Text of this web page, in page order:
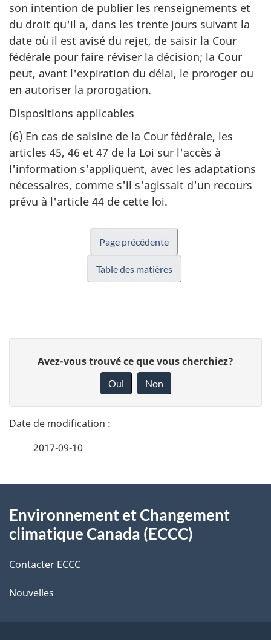
son intention de publier les renseignements et
du droit qu'il a, dans les trente jours suivant la
date où il est avisé du rejet, de saisir la Cour
fédérale pour faire réviser la décision; la Cour
peut, avant l'expiration du délai, le proroger ou
en autoriser la prorogation.
Dispositions applicables
(6) En cas de saisine de la Cour fédérale, les
articles 45, 46 et 47 de la Loi sur l'accès à
l'information s'appliquent, avec les adaptations
nécessaires, comme s'il s'agissait d'un recours
prévu à l'article 44 de cette loi.
Page précédente
Table des matières
t
a
l
s
d
e
l
n
o
t
r
r
t
Avez-vous trouvé ce que vous cherchiez?
Oui Non
2017-09-10
propos
ce
site
Environnement et Changement
climatique Canada (ECCC)
Contacter ECCC
Nouvelles